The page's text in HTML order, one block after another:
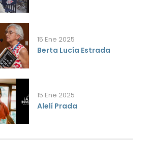
15 Ene 2025
Berta Lucía Estrada
15 Ene 2025
Alelí Prada